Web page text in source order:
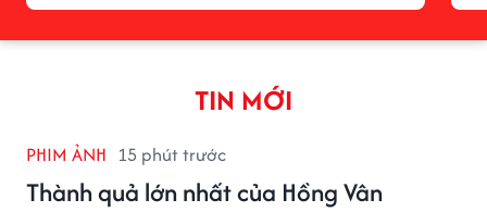
TIN MỚI
PHIM ẢNH 15 phút trước
Thành quả lớn nhất của Hồng Vân